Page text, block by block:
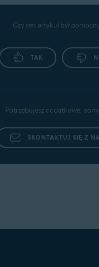
Czy ten artykuł był
TAK
Potrzebujesz dodatkowej
SKONTAKTUJ SIĘ Z